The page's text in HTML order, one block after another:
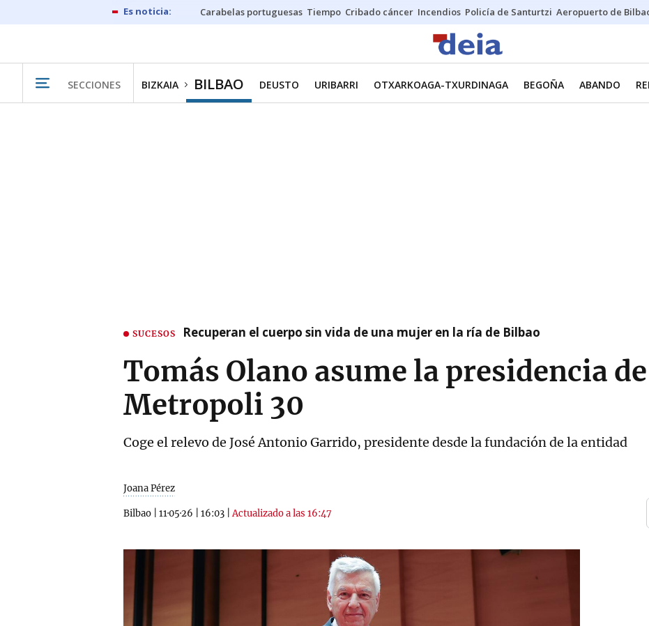
Carabelas portuguesas Tiempo Cribado cáncer Incendios Policía de Santurtzi Aeropuerto de
SECCIONES BIZKAIA BILBAO DEUSTO URIBARRI OTXARKOAGA-TXURDINAGA BEGOÑA ABANDO
SUCESOS Recuperan el cuerpo sin vida de una mujer en la ría de Bilbao
Tomás Olano asume la presidencia
Metropoli 30
Coge el relevo de José Antonio Garrido, presidente desde la fundación de la entidad
Joana Pérez
Bilbao 11·05·26 16:03 |Actualizado a las 16:47